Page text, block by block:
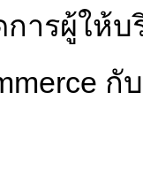
การผู้ให้
กั